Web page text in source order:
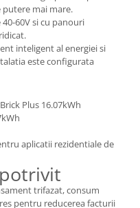
putere mai mare.
60V si cu panouri
inteligent al energiei si
este configurata
Plus 16.07kWh
aplicatii rezidentiale de
trifazat, consum
pentru reducerea facturii